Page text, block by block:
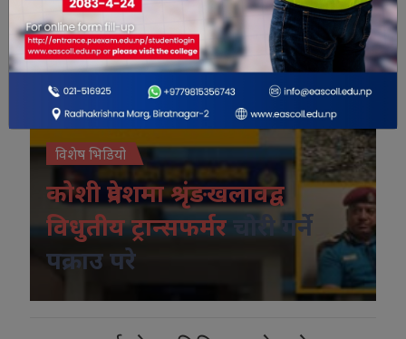
विशेष भिडियो
कोशी प्रदेशमा श्रृंङखलावद्व
विधुतीय ट्रान्सफर्मर
चोरी गर्ने
पक्राउ परे